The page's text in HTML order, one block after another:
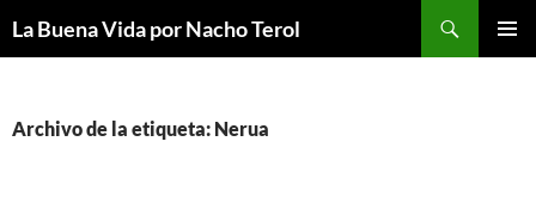
La Buena Vida por Nacho Terol
Archivo de la etiqueta: Nerua